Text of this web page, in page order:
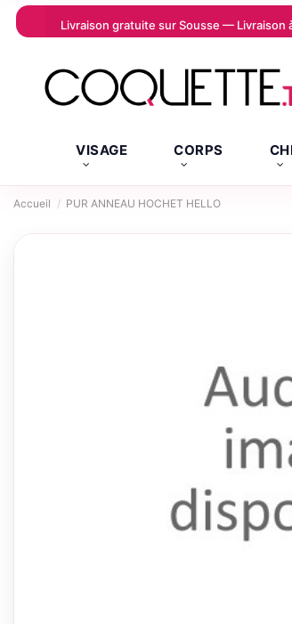
Livraison gratuite sur Sousse — Livraison
VISAGE CORPS
Accueil PUR ANNEAU HOCHET HELLO